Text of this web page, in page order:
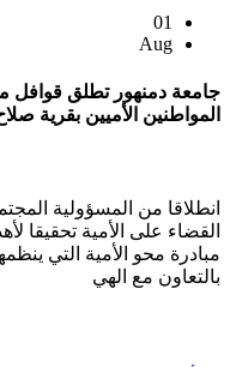
01
Aug
جامعة دمنهور تطلق قوافل
المواطنين الأميين بقرية
انطلاقا من المسؤولية
القضاء على الأمية تحقيقا
مبادرة محو الأمية التي
بالتعاون مع الهي